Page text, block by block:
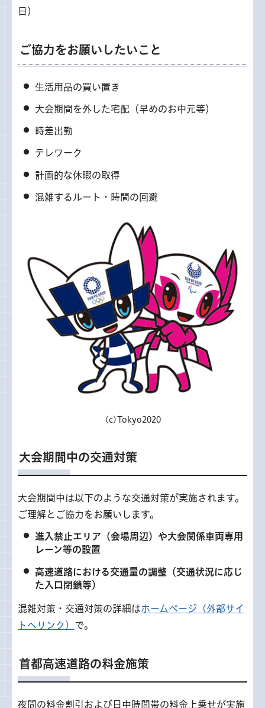
日）
ご協力をお願いしたいこと
生活用品の買い置き
大会期間を外した宅配（早めのお中元等）
時差出勤
テレワーク
計画的な休暇の取得
混雑するルート・時間の回避
(c)Tokyo2020
大会期間中の交通対策
大会期間中は以下のような交通対策が実施されます。
ご理解とご協力をお願いします。
進入禁止エリア（会場周辺）や大会関係車両専用
レーン等の設置
高速道路における交通量の調整（交通状況に応じ
た入口閉鎖等）
混雑対策・交通対策の詳細はホームページ（外部サイ
トへリンク） で。
首都高速道路の料金施策
夜間の料金割引および日中時間帯の料金上乗せが実施